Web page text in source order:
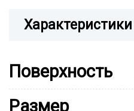
Характеристики
Поверхность
Размер